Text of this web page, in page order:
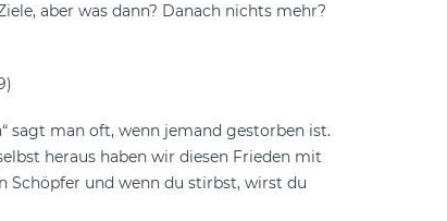
aber was dann? Danach nichts mehr?
sagt man oft, wenn jemand gestorben ist.
heraus haben wir diesen Frieden mit
und wenn du stirbst, wirst du